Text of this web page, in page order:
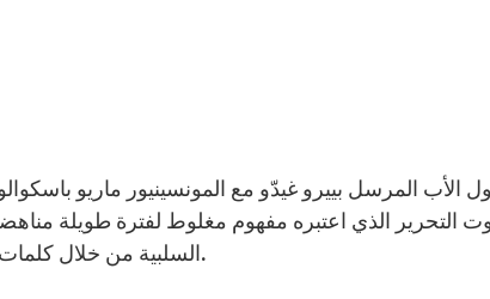
الأب المرسل بييرو غيدّو مع المونسينيور ماريو
التحرير الذي اعتبره مفهوم مغلوط لفترة طويلة
السلبية من خلال كلمات ومواقف للبابا فرنسيس ساهمت في اعادة تصويب موقفه.